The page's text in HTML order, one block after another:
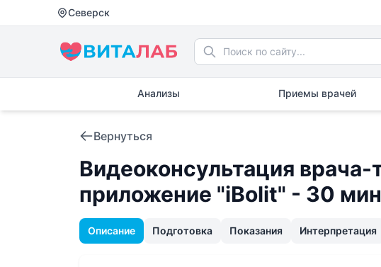
Северск
Анализы Приемы врачей
Вернуться
Видеоконсультация врача-
приложение "iBolit" - 30
Описание Подготовка Показания Интерпретация